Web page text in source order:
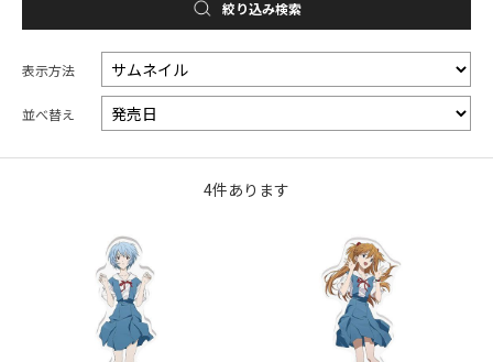
絞り込み検索
表示方法
並べ替え
4件あります